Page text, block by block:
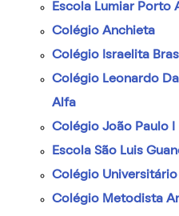
Escola Lumiar Porto
Colégio Anchieta
Colégio Israelita
Colégio Leonardo
Alfa
Colégio João Paulo I
Escola São Luis
Colégio Universitário
Colégio Metodista